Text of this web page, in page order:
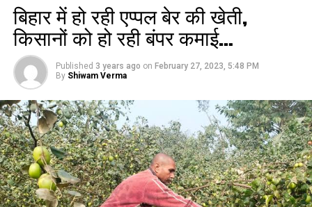
बिहार में हो रही एप्पल बेर की खेती,
किसानों को हो रही बंपर कमाई…
Published 3 years ago on February 27, 2023, 5:48 PM
By Shiwam Verma